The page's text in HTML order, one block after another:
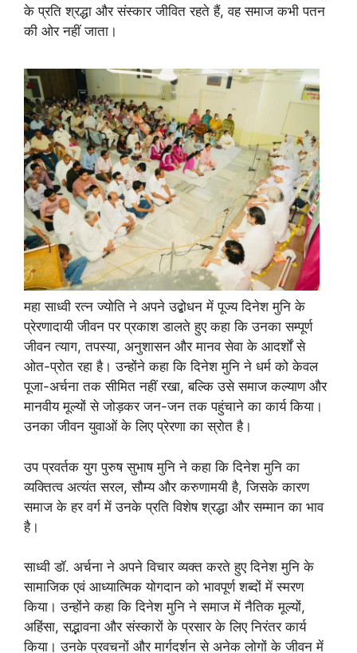
के प्रति श्रद्धा और संस्कार जीवित रहते हैं, वह समाज कभी पतन
की ओर नहीं जाता।
महा साध्वी रत्न ज्योति ने अपने उद्बोधन में पूज्य दिनेश मुनि के
प्रेरणादायी जीवन पर प्रकाश डालते हुए कहा कि उनका सम्पूर्ण
जीवन त्याग, तपस्या, अनुशासन और मानव सेवा के आदर्शों से
ओत-प्रोत रहा है। उन्होंने कहा कि दिनेश मुनि ने धर्म को केवल
पूजा-अर्चना तक सीमित नहीं रखा, बल्कि उसे समाज कल्याण और
मानवीय मूल्यों से जोड़कर जन-जन तक पहुंचाने का कार्य किया।
उनका जीवन युवाओं के लिए प्रेरणा का स्रोत है।
उप प्रवर्तक युग पुरुष सुभाष मुनि ने कहा कि दिनेश मुनि का
व्यक्तित्व अत्यंत सरल, सौम्य और करुणामयी है, जिसके कारण
समाज के हर वर्ग में उनके प्रति विशेष श्रद्धा और सम्मान का भाव
है।
साध्वी डॉ. अर्चना ने अपने विचार व्यक्त करते हुए दिनेश मुनि के
सामाजिक एवं आध्यात्मिक योगदान को भावपूर्ण शब्दों में स्मरण
किया। उन्होंने कहा कि दिनेश मुनि ने समाज में नैतिक मूल्यों,
अहिंसा, सद्भावना और संस्कारों के प्रसार के लिए निरंतर कार्य
किया। उनके प्रवचनों और मार्गदर्शन से अनेक लोगों के जीवन में